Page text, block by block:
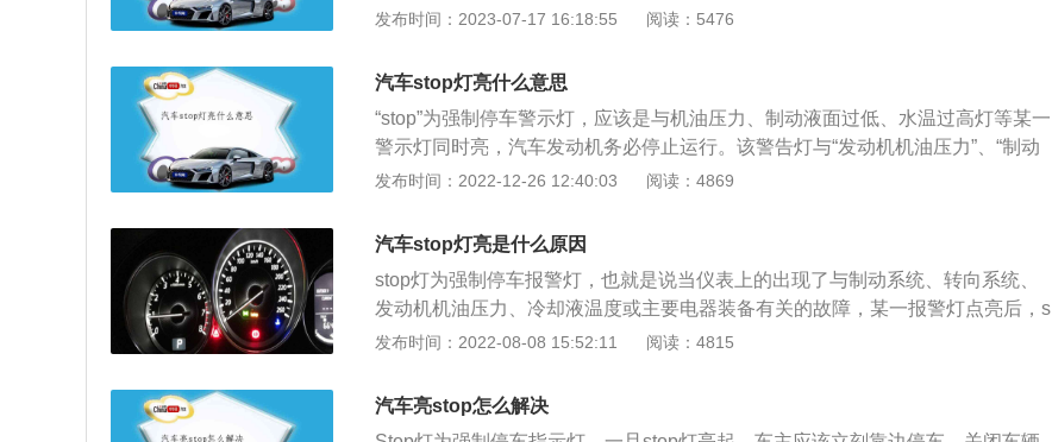
致的。当汽车冷却液温度过高时如果继续行驶，可能会导致发动机出现拉缸拉瓦
紧凑型家用车型，长宽高分别为4590mm、1820mm、1488mm，轴距是2675m
m，车身类型为4门5座三厢车。
发布时间：2023-07-17 16:18:55 阅读：5476
汽车stop灯亮什么意思
“stop”为强制停车警示灯，应该是与机油压力、制动液面过低、水温过高灯等某一
警示灯同时亮，汽车发动机务必停止运行。该警告灯与“发动机机油压力”、“制动
液液位低”、“冷却液温度表”和“电子制动力分配系统故障”警告灯相连。stop是一个
机运转）。关系到的因素十分多，例如发动机油压力过低、制动液面过低、水温
太高等，基本都会有这种状况。并且该警告灯与“汽车发动机发动机油压力”、“制
动液液位低”、“防冻液溫度表”和“电子制动力分配系统问题”警告灯相连。大多数
会和其他的某一警示灯与此同时点亮。假如是驾驶中有STOP灯，赶紧停车，及
时致电4S店请求紧急救援。附其他仪表盘图标介绍：左边是一个类似方向盘的图
提示汽车转向系统出现问题，这种状况相当少见。括号底下是一条横线，顶部沒
有封死，里面是感叹号，整体黄色。这一标志是轮胎气压监测警示灯。所以说，
发布时间：2022-12-26 12:40:03 阅读：4869
汽车stop灯亮是什么原因
stop灯为强制停车报警灯，也就是说当仪表上的出现了与制动系统、转向系统、
发动机机油压力、冷却液温度或主要电器装备有关的故障，某一报警灯点亮后，s
top报警灯也会同时点亮。如果出现这种情况的话，请立即采用安全的方式立即停
态、刹车片磨损状态、刹车油液位状态、冷却液水温温度和液位状态等。如果这
些检查都没有问题的话，就需要联系维修机构进行处理，维修机构会通过诊断电
发布时间：2022-08-08 15:52:11 阅读：4815
汽车亮stop怎么解决